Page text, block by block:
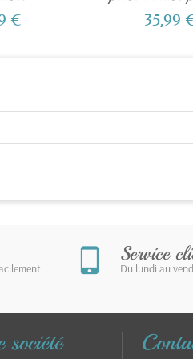
€ 35,99
Service
Du lundi au
société